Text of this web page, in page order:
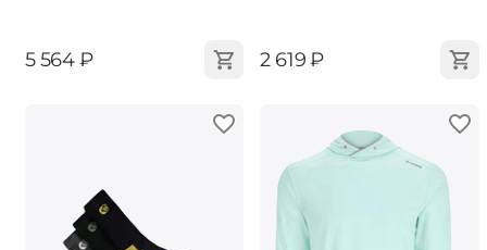
‍5 564‍₽ ‍2 619‍₽